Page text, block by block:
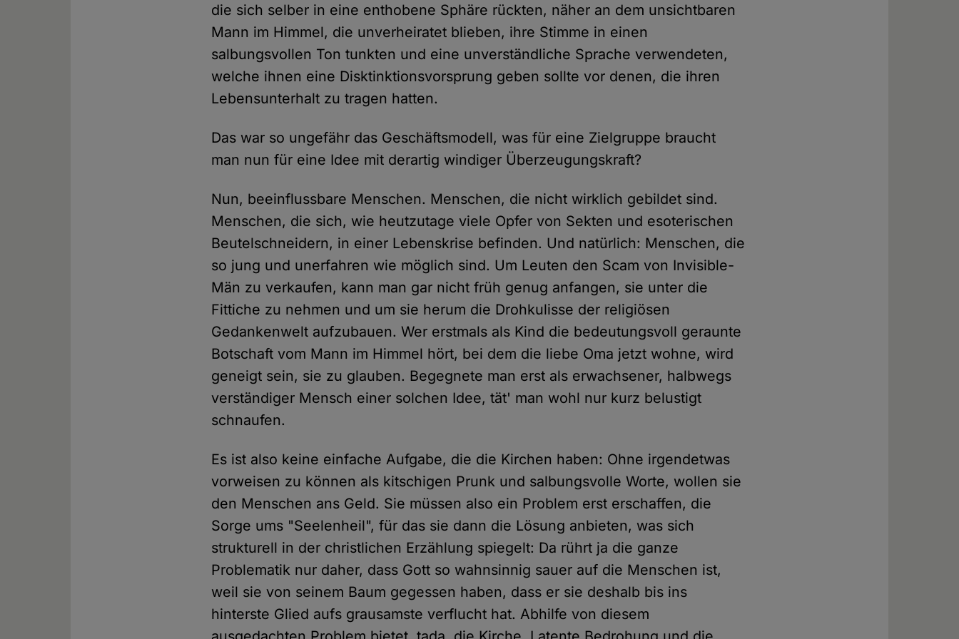
die sich selber in eine enthobene Sphäre rückten, näher an dem unsichtbaren
Mann im Himmel, die unverheiratet blieben, ihre Stimme in einen
salbungsvollen Ton tunkten und eine unverständliche Sprache verwendeten,
welche ihnen eine Disktinktionsvorsprung geben sollte vor denen, die ihren
Lebensunterhalt zu tragen hatten.
Das war so ungefähr das Geschäftsmodell, was für eine Zielgruppe braucht
man nun für eine Idee mit derartig windiger Überzeugungskraft?
Nun, beeinflussbare Menschen. Menschen, die nicht wirklich gebildet sind.
Menschen, die sich, wie heutzutage viele Opfer von Sekten und esoterischen
Beutelschneidern, in einer Lebenskrise befinden. Und natürlich: Menschen, die
so jung und unerfahren wie möglich sind. Um Leuten den Scam von Invisible-
Män zu verkaufen, kann man gar nicht früh genug anfangen, sie unter die
Fittiche zu nehmen und um sie herum die Drohkulisse der religiösen
Gedankenwelt aufzubauen. Wer erstmals als Kind die bedeutungsvoll geraunte
Botschaft vom Mann im Himmel hört, bei dem die liebe Oma jetzt wohne, wird
geneigt sein, sie zu glauben. Begegnete man erst als erwachsener, halbwegs
verständiger Mensch einer solchen Idee, tät' man wohl nur kurz belustigt
schnaufen.
Es ist also keine einfache Aufgabe, die die Kirchen haben: Ohne irgendetwas
vorweisen zu können als kitschigen Prunk und salbungsvolle Worte, wollen sie
den Menschen ans Geld. Sie müssen also ein Problem erst erschaffen, die
Sorge ums "Seelenheil", für das sie dann die Lösung anbieten, was sich
strukturell in der christlichen Erzählung spiegelt: Da rührt ja die ganze
Problematik nur daher, dass Gott so wahnsinnig sauer auf die Menschen ist,
weil sie von seinem Baum gegessen haben, dass er sie deshalb bis ins
hinterste Glied aufs grausamste verflucht hat. Abhilfe von diesem